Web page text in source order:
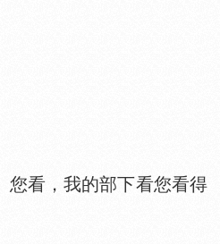
您看，我的部下看您看得